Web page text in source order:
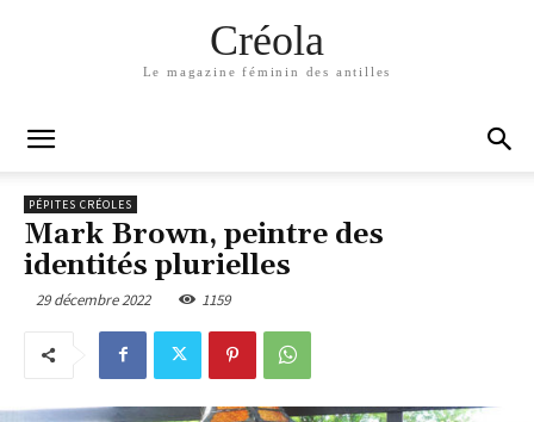
Créola
Le magazine féminin des antilles
PÉPITES CRÉOLES
Mark Brown, peintre des
identités plurielles
29 décembre 2022 1159